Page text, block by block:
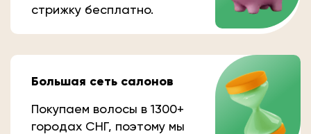
стрижку бесплатно.
Большая сеть салонов
Покупаем волосы в 1300+
городах СНГ, поэтому мы